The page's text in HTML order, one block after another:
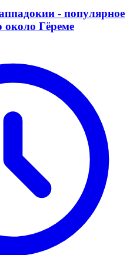
- популярное
около Гёреме